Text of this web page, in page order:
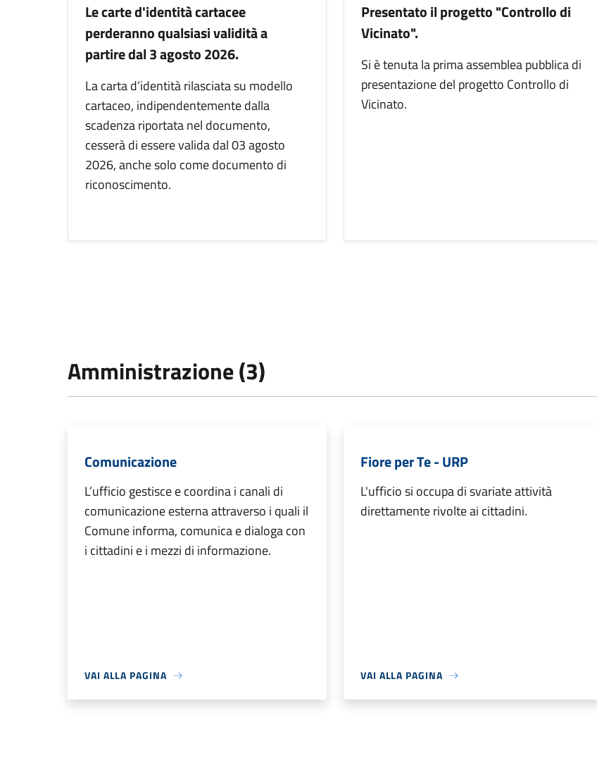
Le carte d'identità cartacee
perderanno qualsiasi validità a
partire dal 3 agosto 2026.
La carta d’identità rilasciata su modello
cartaceo, indipendentemente dalla
scadenza riportata nel documento,
cesserà di essere valida dal 03 agosto
2026, anche solo come documento di
riconoscimento.
Presentato il progetto "Controllo di
Vicinato".
Si è tenuta la prima assemblea pubblica di
presentazione del progetto Controllo di
Vicinato.
Amministrazione (3)
Comunicazione
L’ufficio gestisce e coordina i canali di
comunicazione esterna attraverso i quali il
Comune informa, comunica e dialoga con
i cittadini e i mezzi di informazione.
VAI ALLA PAGINA
Fiore per Te - URP
L'ufficio si occupa di svariate attività
direttamente rivolte ai cittadini.
VAI ALLA PAGINA